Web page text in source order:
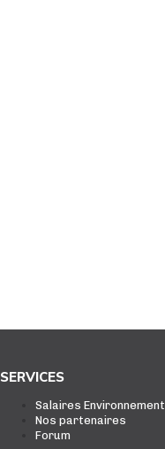
SERVICES
Salaires Environnement
Nos partenaires
Forum